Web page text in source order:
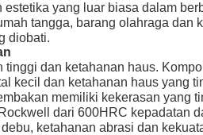
estetika yang luar biasa dalam
tangga, barang olahraga dan
diobati.
tinggi dan ketahanan haus.
kecil dan ketahanan haus yang
memiliki kekerasan yang
dari 600HRC kepadatan
ketahanan abrasi dan